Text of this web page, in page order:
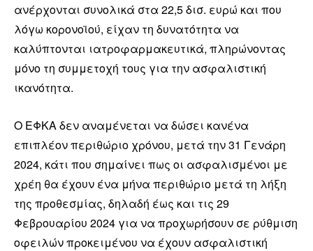
ανέρχονται συνολικά στα 22,5 δισ. ευρώ και που
λόγω κορονοϊού, είχαν τη δυνατότητα να
καλύπτονται ιατροφαρμακευτικά, πληρώνοντας
μόνο τη συμμετοχή τους για την ασφαλιστική
ικανότητα.
Ο ΕΦΚΑ δεν αναμένεται να δώσει κανένα
επιπλέον περιθώριο χρόνου, μετά την 31 Γενάρη
2024, κάτι που σημαίνει πως οι ασφαλισμένοι με
χρέη θα έχουν ένα μήνα περιθώριο μετά τη λήξη
της προθεσμίας, δηλαδή έως και τις 29
Φεβρουαρίου 2024 για να προχωρήσουν σε ρύθμιση
οφειλών προκειμένου να έχουν ασφαλιστική